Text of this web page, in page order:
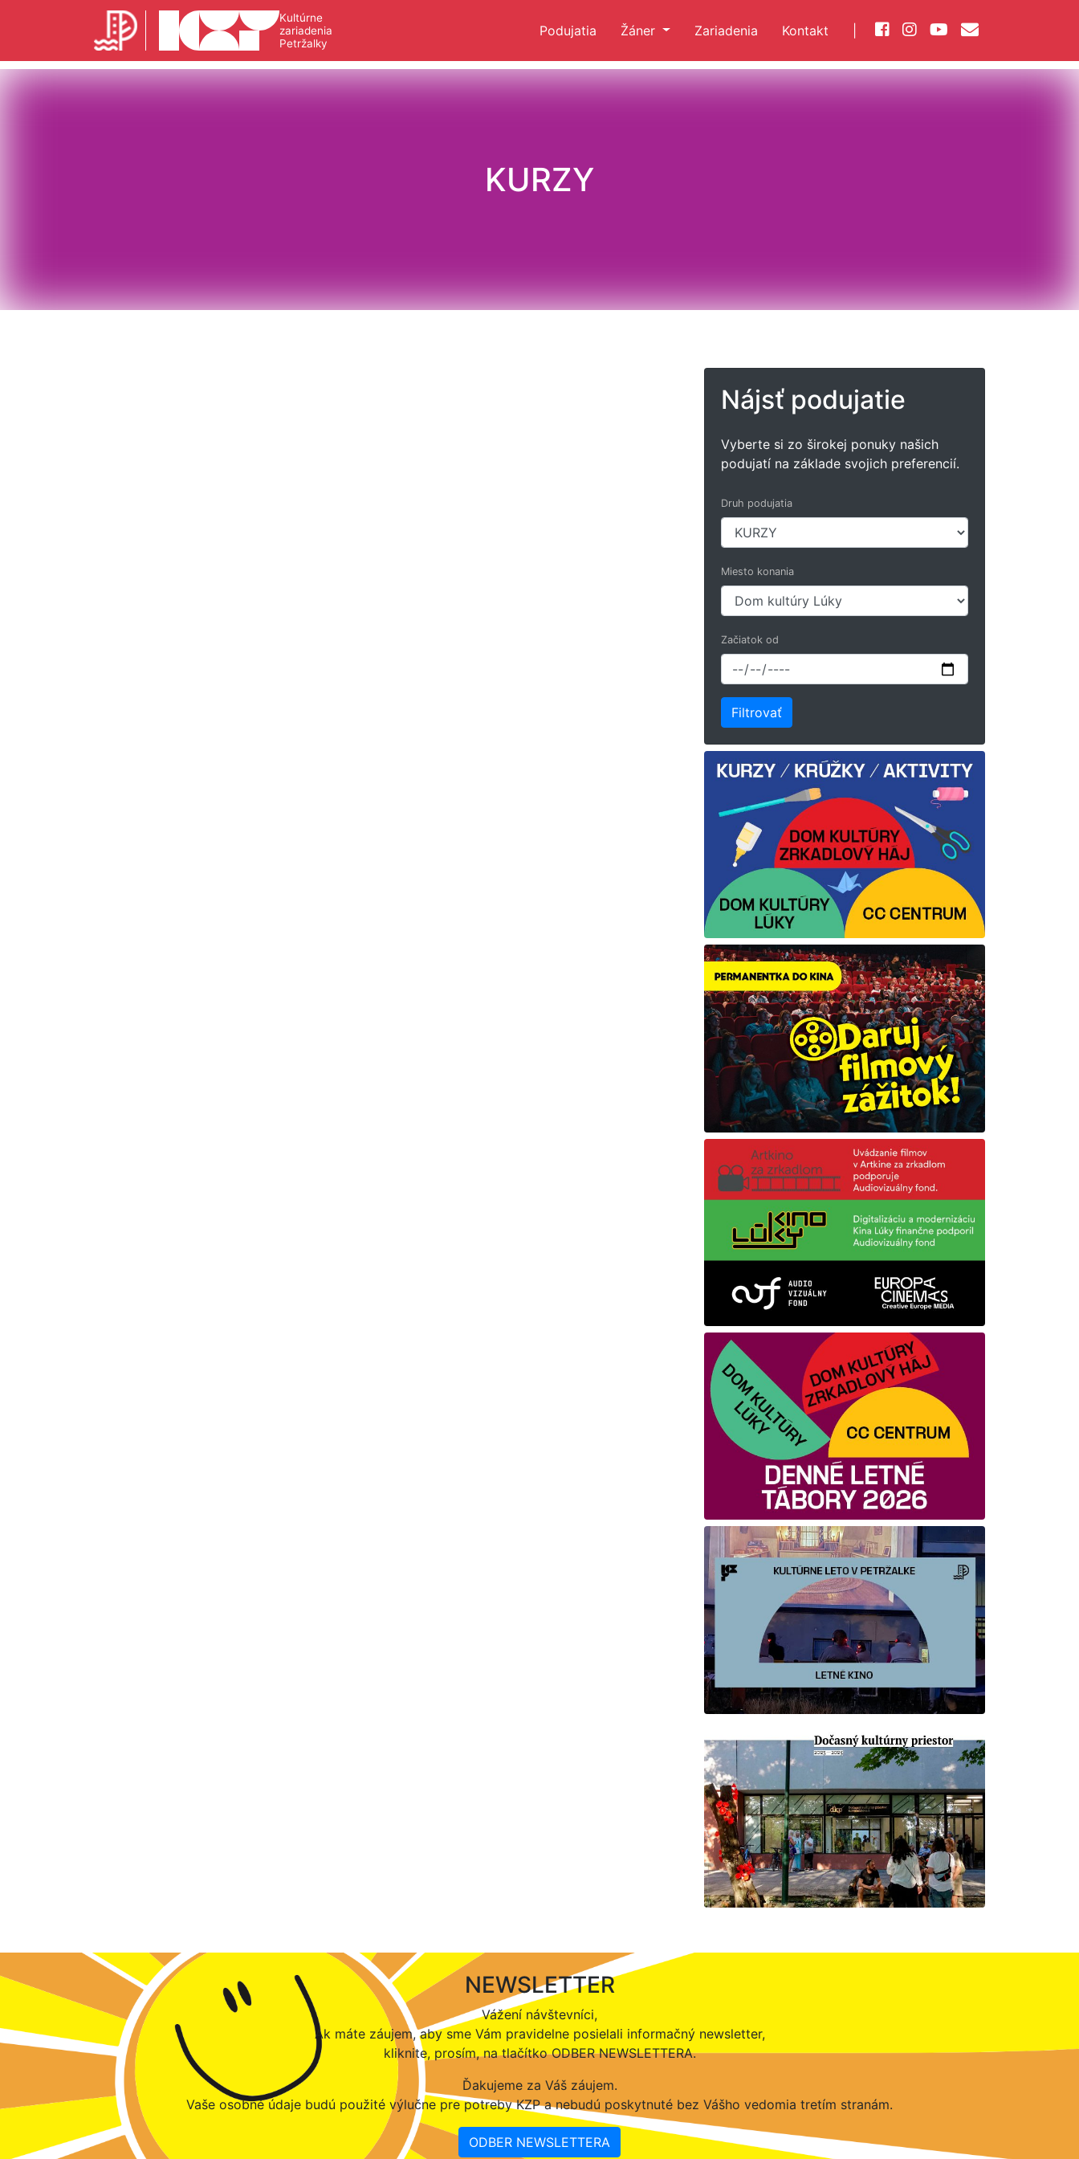
Kultúrne
zariadenia
Petržalky
Podujatia Žáner Zariadenia Kontakt
KURZY
Nájsť podujatie
Vyberte si zo širokej ponuky našich
podujatí na základe svojich preferencií.
Druh podujatia
Miesto konania
Začiatok od
NEWSLETTER
Vážení návštevníci,
Ak máte záujem, aby sme Vám pravidelne posielali informačný newsletter,
kliknite, prosím, na tlačítko ODBER NEWSLETTERA.
Ďakujeme za Váš záujem.
Vaše osobné údaje budú použité výlučne pre potreby KZP a nebudú poskytnuté bez Vášho vedomia tretím stranám.
ODBER NEWSLETTERA